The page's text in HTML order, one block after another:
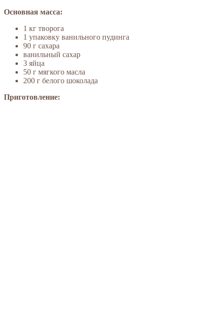
Основная масса:
1 кг творога
1 упаковку ванильного пудинга
90 г сахара
ванильный сахар
3 яйца
50 г мягкого масла
200 г белого шоколада
Приготовление: